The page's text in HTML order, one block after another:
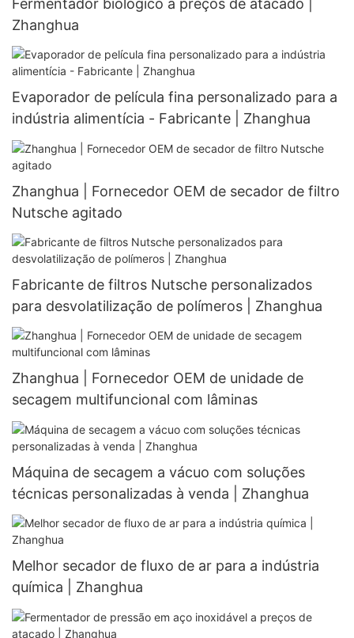
Fermentador biológico a preços de atacado |
Zhanghua
Evaporador de película fina personalizado para a
indústria alimentícia - Fabricante | Zhanghua
Zhanghua | Fornecedor OEM de secador de filtro
Nutsche agitado
Fabricante de filtros Nutsche personalizados
para desvolatilização de polímeros | Zhanghua
Zhanghua | Fornecedor OEM de unidade de
secagem multifuncional com lâminas
Máquina de secagem a vácuo com soluções
técnicas personalizadas à venda | Zhanghua
Melhor secador de fluxo de ar para a indústria
química | Zhanghua